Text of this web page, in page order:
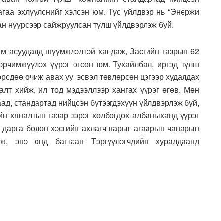
эхлүүлснийг хэлсэн юм. Тус үйлдвэр нь “Энержи
нүүрсээр сайжруулсан түлш үйлдвэрлэж буй.
асуудалд шүүмжлэлтэй хандаж, Засгийн газрын 62
үүрэг өгсөн юм. Тухайлбал, иргэд түлш
очиж авах уу, эсвэл төвлөрсөн цэгээр худалдах
хийж, ил тод мэдээллээр хангах үүрэг өгөв. Мөн
стандартад нийцсэн бүтээгдэхүүн үйлдвэрлэж буй,
хяналтын газар зэрэг холбогдох албаныханд үүрэг
болон хэсгийн ахлагч нарыг агаарын чанарын
энэ онд багтаан Тэргүүлэгчдийн хуралдаанд